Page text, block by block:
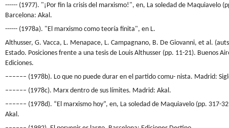
------ (1977). "¡Por fin la crisis del marxismo!", en, La soledad de Maquiavelo
Barcelona: Akal.
------ (1978a). "El marxismo como teoría finita", en L.
Althusser, G. Vacca, L. Menapace, L. Campagnano, B. De Giovanni, et al.
Estado. Posiciones frente a una tesis de Louis Althusser (pp. 11-21). Buenos
Ediciones.
–––––– (1978b). Lo que no puede durar en el partido comu- nista. Madrid:
–––––– (1978c). Marx dentro de sus límites. Madrid: Akal.
–––––– (1978d). “El marxismo hoy”, en, La soledad de Maquiavelo (pp. 317-
Akal.